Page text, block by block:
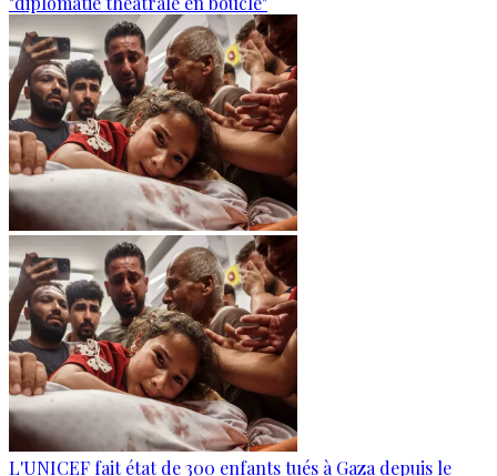
L'UNICEF fait état de 300 enfants tués à Gaza depuis le